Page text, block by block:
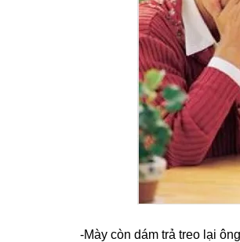
-Mày còn dám trả treo lại